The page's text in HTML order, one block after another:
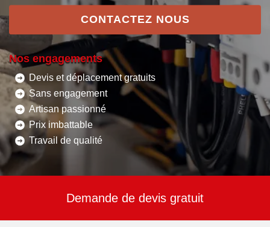
CONTACTEZ NOUS
Nos engagements
Devis et déplacement gratuits
Sans engagement
Artisan passionné
Prix imbattable
Travail de qualité
Demande de devis gratuit